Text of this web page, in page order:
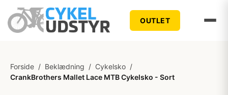
OUTLET
Forside / Beklædning / Cykelsko /
CrankBrothers Mallet Lace MTB Cykelsko - Sort